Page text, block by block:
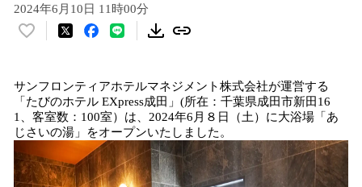
2024年6月10日 11時00分
い
！
数
を
読
み
込
サンフロンティアホテルマネジメント株式会社が運営する
「たびのホテル EXpress成⽥」(所在：千葉県成⽥市新⽥16
1、客室数：100室）は、2024年6⽉８⽇（⼟）に⼤浴場「あ
じさいの湯」をオープンいたしました。